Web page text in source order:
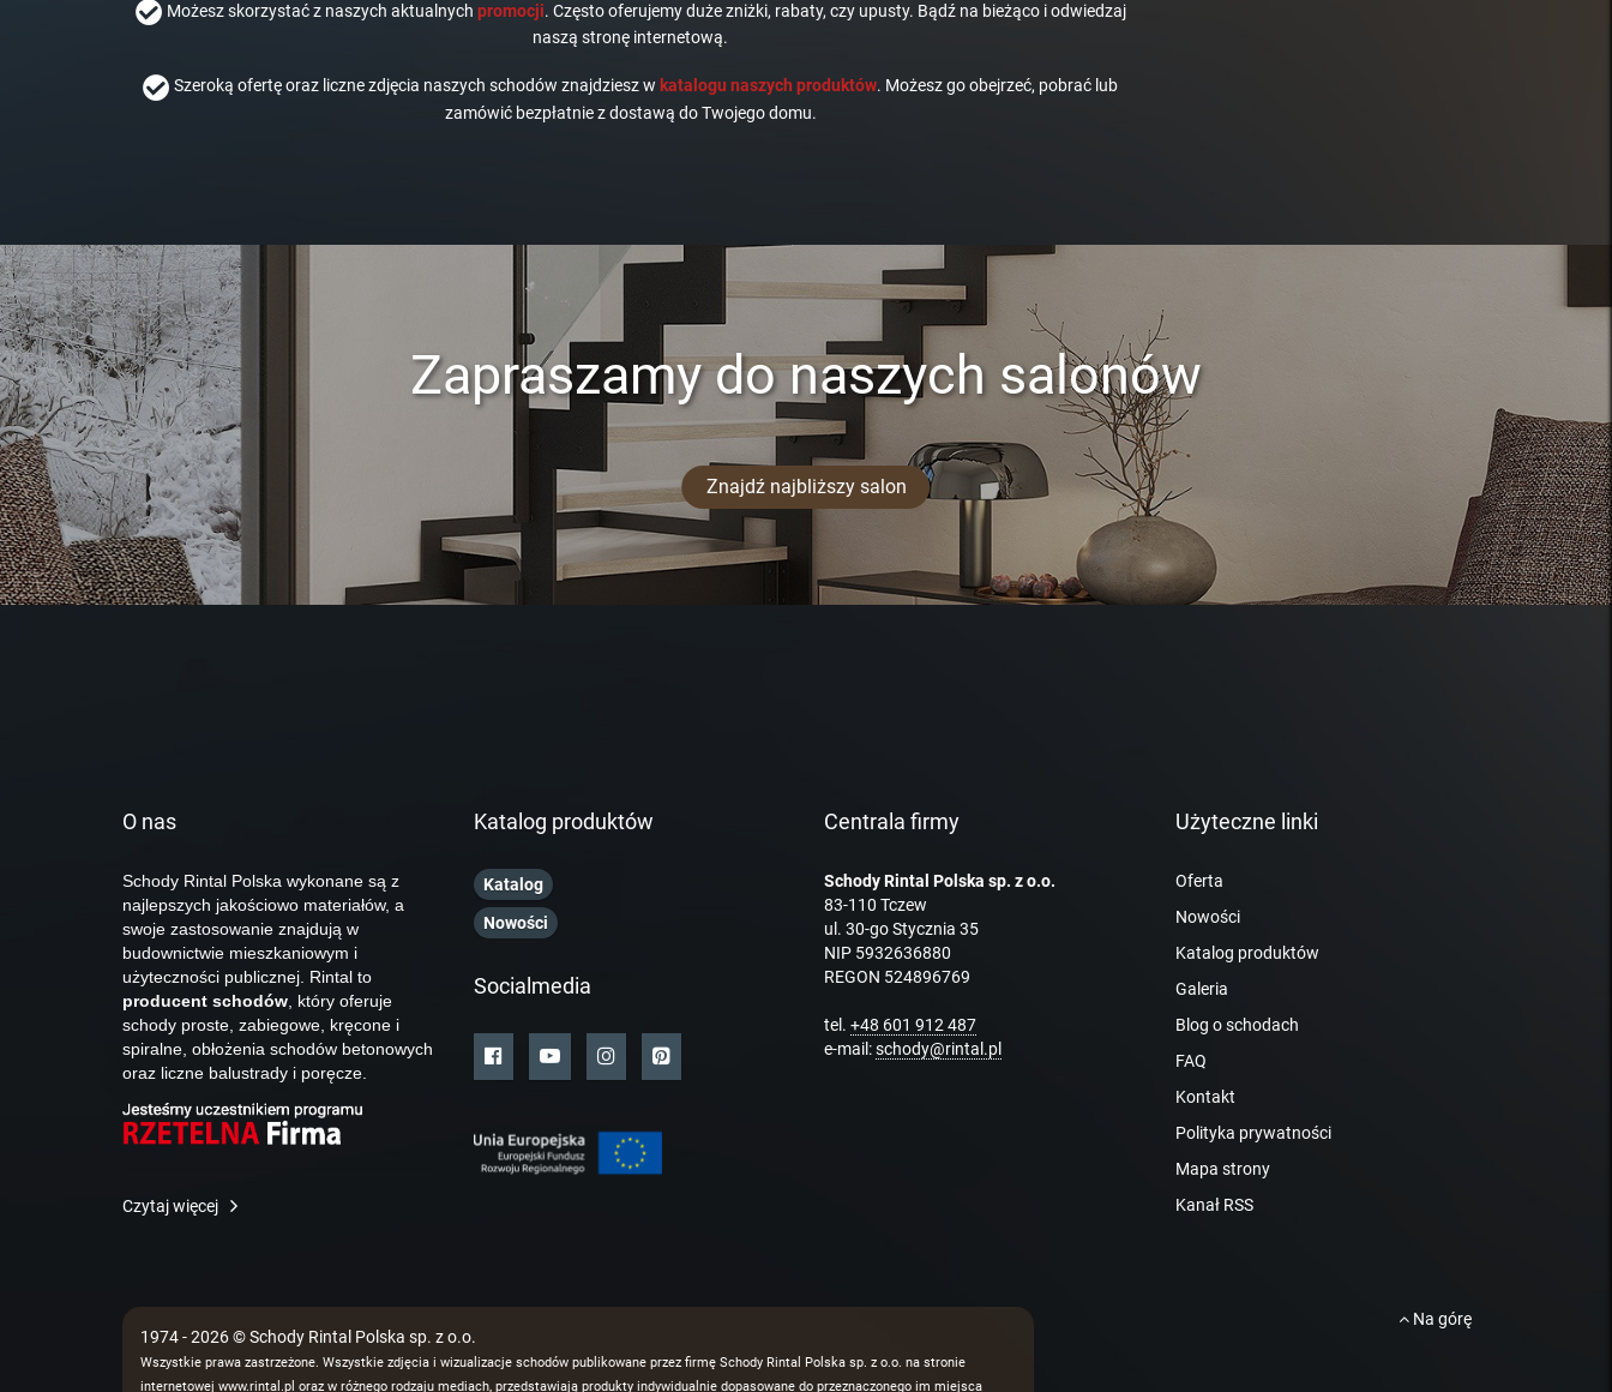
Możesz skorzystać z naszych aktualnych promocji. Często oferujemy duże zniżki, rabaty, czy upusty. Bądź na bieżąco i odwiedzaj
naszą stronę internetową.
Szeroką ofertę oraz liczne zdjęcia naszych schodów znajdziesz w katalogu naszych produktów. Możesz go obejrzeć, pobrać lub
zamówić bezpłatnie z dostawą do Twojego domu.
Zapraszamy do naszych salonów
Znajdź najbliższy salon
O nas
Schody Rintal Polska wykonane są z
najlepszych jakościowo materiałów, a
swoje zastosowanie znajdują w
budownictwie mieszkaniowym i
użyteczności publicznej. Rintal to
producent schodów , który oferuje
schody proste, zabiegowe, kręcone i
spiralne, obłożenia schodów betonowych
oraz liczne balustrady i poręcze.
Czytaj więcej
Katalog produktów
Katalog
Nowości
Socialmedia
Centrala firmy
Schody Rintal Polska sp. z o.o.
83-110 Tczew
ul. 30-go Stycznia 35
NIP 5932636880
REGON 524896769
tel. +48 601 912 487
e-mail:schody@rintal.pl
Użyteczne linki
Oferta
Nowości
Katalog produktów
Galeria
Blog o schodach
FAQ
Kontakt
Polityka prywatności
Mapa strony
Kanał RSS
1974 - 2026 © Schody Rintal Polska sp. z o.o.
Wszystkie prawa zastrzeżone. Wszystkie zdjęcia i wizualizacje schodów publikowane przez firmę Schody Rintal Polska sp. z o.o. na stronie
internetowej www.rintal.pl oraz w różnego rodzaju mediach, przedstawiają produkty indywidualnie dopasowane do przeznaczonego im miejsca
Na górę